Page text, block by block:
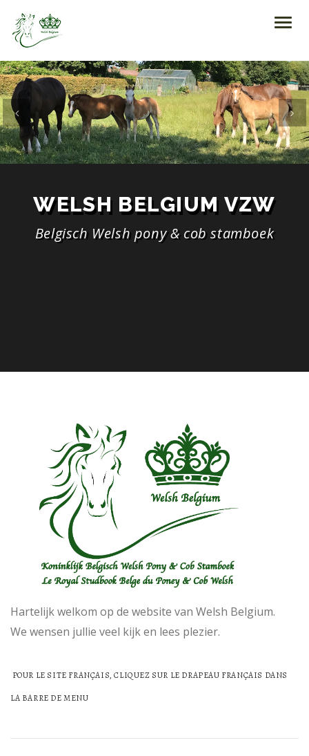
WELSH BELGIUM VZW
Belgisch Welsh pony & cob stamboek
Previous
Hartelijk welkom op de website van Welsh Belgium.
We wensen jullie veel kijk en lees plezier.
POUR LE SITE FRANÇAIS, CLIQUEZ SUR LE DRAPEAU FRANÇAIS DANS
LA BARRE DE MENU